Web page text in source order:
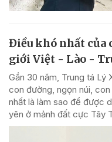
Điều khó nhất của
giới Việt - Lào -
Gần 30 năm, Trung tá Lý
con đường, ngọn núi,
nhất là làm sao để được
yên ở mảnh đất cực Tây